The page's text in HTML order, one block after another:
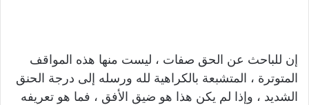
إن للباحث عن الحق صفات ، ليست منها هذه المواقف
المتوترة ، المتشبعة بالكراهية لله ورسله إلى درجة الحنق
الشديد ، وإذا لم يكن هذا هو ضيق الأفق ، فما هو تعريفه